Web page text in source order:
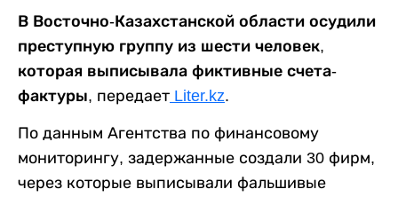
В Восточно-Казахстанской области осудили
преступную группу из шести человек,
которая выписывала фиктивные счета-
фактуры, передает Liter.kz.
По данным Агентства по финансовому
мониторингу, задержанные создали 30 фирм,
через которые выписывали фальшивые